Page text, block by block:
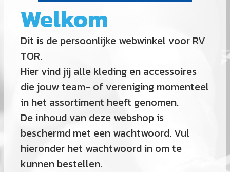
Welkom
Dit is de persoonlijke webwinkel voor RV
TOR.
Hier vind jij alle kleding en accessoires
die jouw team- of vereniging momenteel
in het assortiment heeft genomen.
De inhoud van deze webshop is
beschermd met een wachtwoord. Vul
hieronder het wachtwoord in om te
kunnen bestellen.